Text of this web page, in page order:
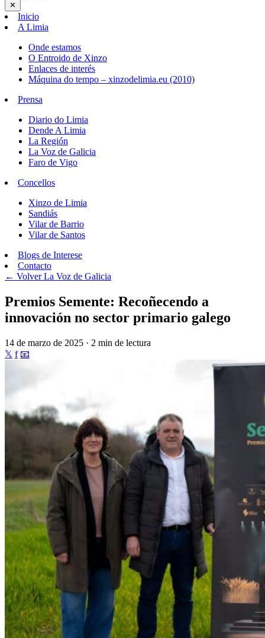
✕
Inicio
A Limia
Onde estamos
O Entroido de Xinzo
Enlaces de interés
Máquina do tempo – xinzodelimia.eu (2010)
Prensa
Diario do Limia
Dende A Limia
La Región
La Voz de Galicia
Faro de Vigo
Concellos
Xinzo de Limia
Sandiás
Vilar de Barrio
Vilar de Santos
Blogs de Interese
Contacto
← VolverLa Voz de Galicia
Premios Semente: Recoñecendo a
innovación no sector primario galego
14 de marzo de 2025 · 2 min de lectura
𝕏 f 📧